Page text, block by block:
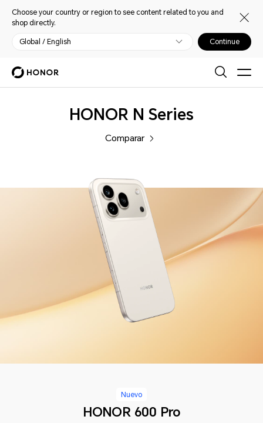
Choose your country or region to see content related to you and
shop directly.
Global / English Continue
CelularesHONOR N Series
Comparar
Nuevo
HONOR 600 Pro